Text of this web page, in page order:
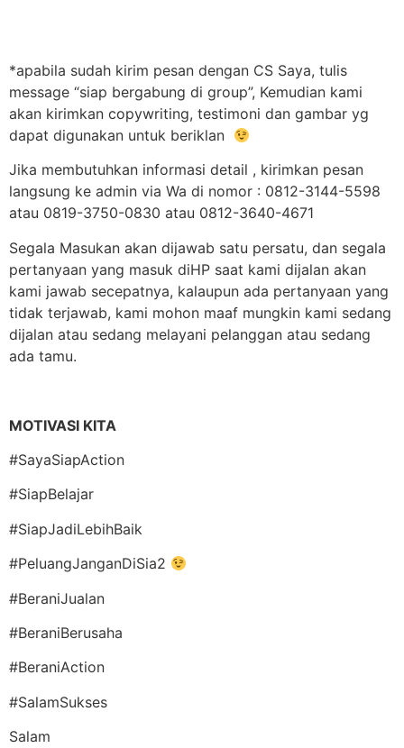
*apabila sudah kirim pesan dengan CS Saya, tulis
message “siap bergabung di group”, Kemudian kami
akan kirimkan copywriting, testimoni dan gambar yg
dapat digunakan untuk beriklan
Jika membutuhkan informasi detail , kirimkan pesan
langsung ke admin via Wa di nomor : 0812-3144-5598
atau 0819-3750-0830 atau 0812-3640-4671
Segala Masukan akan dijawab satu persatu, dan segala
pertanyaan yang masuk diHP saat kami dijalan akan
kami jawab secepatnya, kalaupun ada pertanyaan yang
tidak terjawab, kami mohon maaf mungkin kami sedang
dijalan atau sedang melayani pelanggan atau sedang
ada tamu.
MOTIVASI KITA
#SayaSiapAction
#SiapBelajar
#SiapJadiLebihBaik
#PeluangJanganDiSia2
#BeraniJualan
#BeraniBerusaha
#BeraniAction
#SalamSukses
Salam